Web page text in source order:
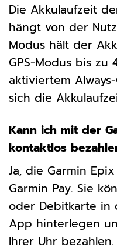
Die Akkulaufzeit
hängt von der
Modus hält der
GPS-Modus bis zu
aktiviertem
sich die
Kann ich mit der
kontaktlos
Ja, die Garmin
Garmin Pay. Sie
oder Debitkarte in
App hinterlegen
Ihrer Uhr bezahlen.